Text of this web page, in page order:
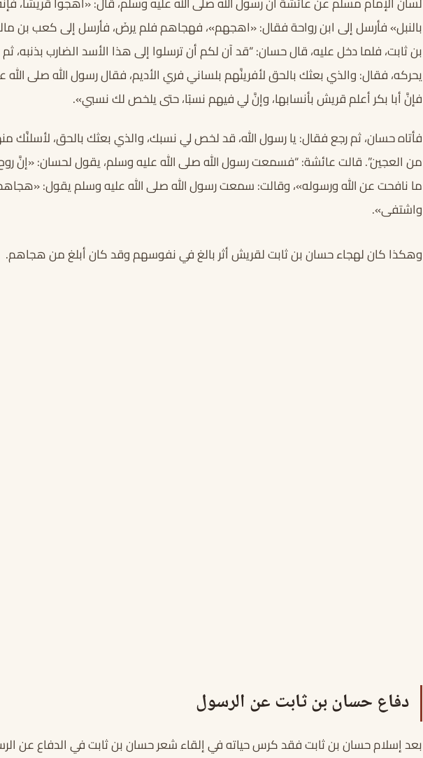
بالنبل» فأرسل إلى ابن رواحة فقال: «اهجهم»، فهجاهم فلم يرضَ، فأرسل إلى كعب بن
بن ثابت، فلما دخل عليه، قال حسان: “قد آن لكم أن ترسلوا إلى هذا الأسد الضارب بذنبه،
يحركه، فقال: والذي بعثك بالحق لأفرينَّهم بلساني فري الأديم، فقال رسول الله صلى الله
فإنَّ أبا بكر أعلم قريش بأنسابها، وإنَّ لي فيهم نسبًا، حتى يلخص لك نسبي».
فأتاه حسان، ثم رجع فقال: يا رسول الله، قد لخص لي نسبك، والذي بعثك بالحق، لأسلنَّك
من العجين”. قالت عائشة: “فسمعت رسول الله صلى الله عليه وسلم، يقول لحسان: «إنَّ
ما نافحت عن الله ورسوله»، وقالت: سمعت رسول الله صلى الله عليه وسلم يقول:
واشتفى».
وهكذا كان لهجاء حسان بن ثابت لقريش أثر بالغ في نفوسهم وقد كان أبلغ من هجاهم.
دفاع حسان بن ثابت عن الرسول
بعد إسلام حسان بن ثابت فقد كرس حياته في إلقاء شعر حسان بن ثابت في الدفاع عن